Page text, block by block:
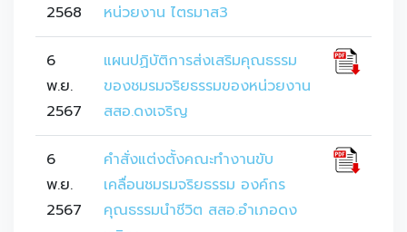
2568
หน่วยงาน ไตรมาส3
6
พ.ย.
2567
แผนปฏิบัติการส่งเสริมคุณธรรม
ของชมรมจริยธรรมของหน่วยงาน
สสอ.ดงเจริญ
6
พ.ย.
2567
คำสั่งแต่งตั้งคณะทำงานขับ
เคลื่อนชมรมจริยธรรม องค์กร
คุณธรรมนำชีวิต สสอ.อำเภอดง